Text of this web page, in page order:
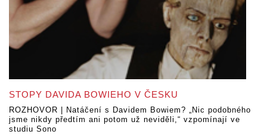
STOPY DAVIDA BOWIEHO V ČESKU
ROZHOVOR | Natáčení s Davidem Bowiem? „Nic podobného
jsme nikdy předtím ani potom už neviděli,“ vzpomínají ve
studiu Sono